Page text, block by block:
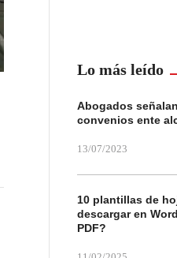
Lo más leído
Abogados
convenios ente
13/07/2023
10 plantillas de
descargar en
PDF?